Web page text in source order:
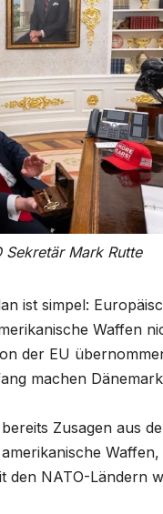
Mark Rutte
ist simpel:
Waffen
der EU
machen
Zusagen aus
den NATO-Ländern